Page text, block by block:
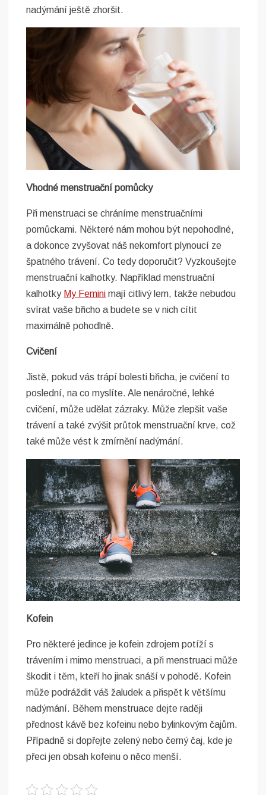
nadýmání ještě zhoršit.
Vhodné menstruační pomůcky
Při menstruaci se chráníme menstruačními
pomůckami. Některé nám mohou být nepohodlné,
a dokonce zvyšovat náš nekomfort plynoucí ze
špatného trávení. Co tedy doporučit? Vyzkoušejte
menstruační kalhotky. Například menstruační
kalhotky My Femini mají citlivý lem, takže nebudou
svírat vaše břicho a budete se v nich cítit
maximálně pohodlně.
Cvičení
Jistě, pokud vás trápí bolesti břicha, je cvičení to
poslední, na co myslíte. Ale nenáročné, lehké
cvičení, může udělat zázraky. Může zlepšit vaše
trávení a také zvýšit průtok menstruační krve, což
také může vést k zmírnění nadýmání.
Kofein
Pro některé jedince je kofein zdrojem potíží s
trávením i mimo menstruaci, a při menstruaci může
škodit i těm, kteří ho jinak snáší v pohodě. Kofein
může podráždit váš žaludek a přispět k většímu
nadýmání. Během menstruace dejte raději
přednost kávě bez kofeinu nebo bylinkovým čajům.
Případně si dopřejte zelený nebo černý čaj, kde je
přeci jen obsah kofeinu o něco menší.